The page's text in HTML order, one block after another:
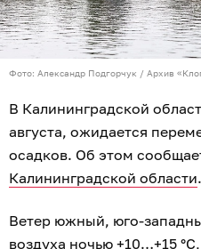
Фото: Александр Подгорчук / Архив
В Калининградской
августа, ожидается
осадков. Об этом
Калининградской области.
Ветер южный, юго-
воздуха ночью +10…+15